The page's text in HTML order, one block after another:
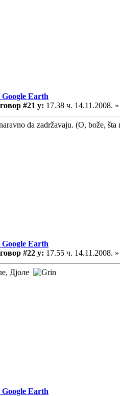
Earth
#21 у: 17.38 ч. 14.11.2008. »
da zadržavaju. (O, bože, šta
Earth
#22 у: 17.55 ч. 14.11.2008. »
Дјоле
Earth